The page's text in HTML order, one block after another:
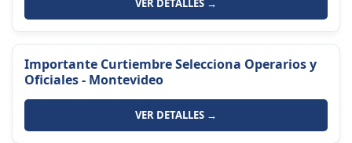
VER DETALLES →
Importante Curtiembre Selecciona Operarios y
Oficiales - Montevideo
VER DETALLES →